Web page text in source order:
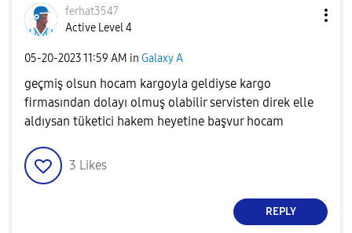
ferhat3547
Active Level 4
‎05-20-202311:59 AM in Galaxy A
geçmiş olsun hocam kargoyla geldiyse kargo
firmasından dolayı olmuş olabilir servisten direk elle
aldıysan tüketici hakem heyetine başvur hocam
3 Likes
REPLY